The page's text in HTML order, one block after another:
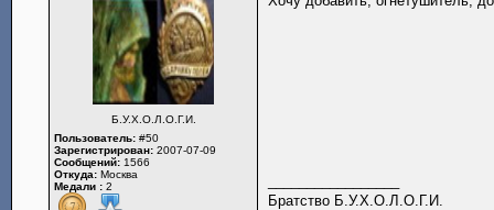
Б.У.Х.О.Л.О.Г.И.
Пользователь: #50
Зарегистрирован: 2007-07-09
Сообщений: 1566
Откуда: Москва
Медали : 2
Братство Б.У.Х.О.Л.О.Г.И.